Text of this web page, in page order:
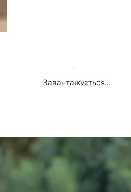
Завантажується...